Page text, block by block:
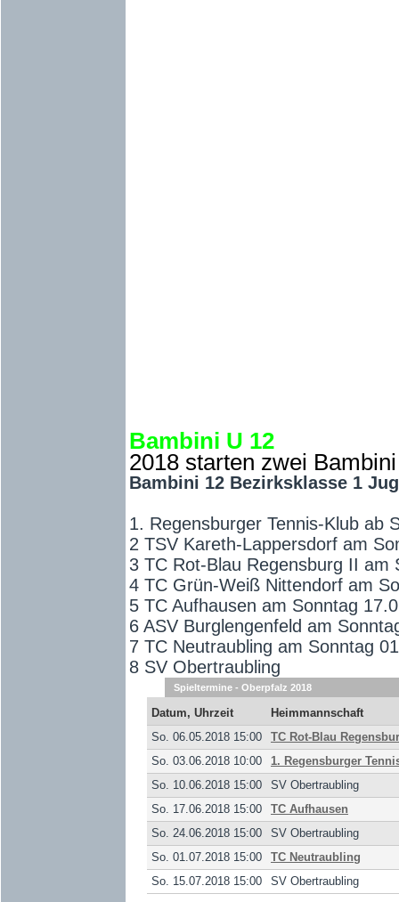
Bambini U 12
2018 starten zwei
Bambini 12 Bezirksklasse 1
1. Regensburger Tennis-Klub ab
2 TSV Kareth-Lappersdorf am
3 TC Rot-Blau Regensburg II
4 TC Grün-Weiß Nittendorf am
5 TC Aufhausen am Sonntag
6 ASV Burglengenfeld am
7 TC Neutraubling am Sonntag
8 SV Obertraubling
Spieltermine - Oberpfalz 2018
Datum, Uhrzeit
Heimmannschaft
So. 06.05.2018 15:00
TC Rot-Blau
So. 03.06.2018 10:00
1. Regensburger
So. 10.06.2018 15:00
SV Obertraubling
So. 17.06.2018 15:00
TC Aufhausen
So. 24.06.2018 15:00
SV Obertraubling
So. 01.07.2018 15:00
TC Neutraubling
So. 15.07.2018 15:00
SV Obertraubling